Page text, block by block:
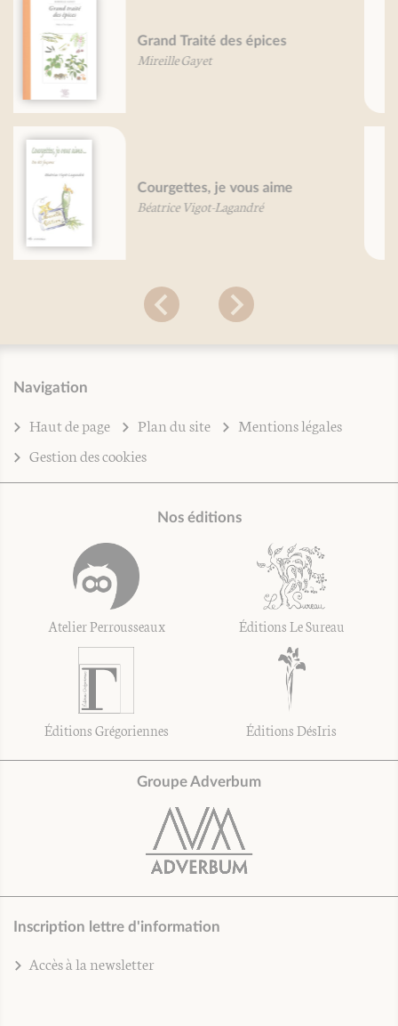
Petit traité de l'omelette -
nouvelle édition
Béatrice Vigot-Lagandré
Valérie Gaudant
Nathalie Gaudant
Navigation
Haut de page Plan du site
Mentions légales
Gestion des cookies
Nos éditions
Atelier Perrousseaux Éditions Le Sureau
Éditions Grégoriennes Éditions DésIris
Groupe Adverbum
Inscription lettre d'information
Accès à la newsletter